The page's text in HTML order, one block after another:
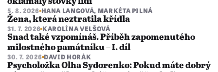
5. 8. 2026 HANA LANGOVÁ, MARKÉTA PILNÁ
Žena, která neztratila křídla
31. 7. 2026 KAROLÍNA VELŠOVÁ
Snad také vzpomínáš. Příběh zapomenutého
milostného památníku – I. díl
30. 7. 2026 DAVID HORÁK
Psycholožka Olha Sydorenko: Pokud máte dobrý